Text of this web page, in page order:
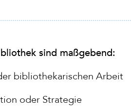
sind maßgebend:
bibliothekarischen Arbeit
oder Strategie